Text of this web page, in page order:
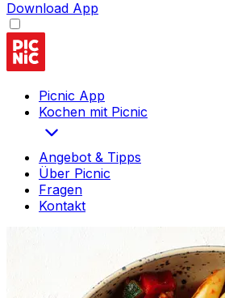
Download App
Picnic App
Kochen mit Picnic
Angebot & Tipps
Über Picnic
Fragen
Kontakt